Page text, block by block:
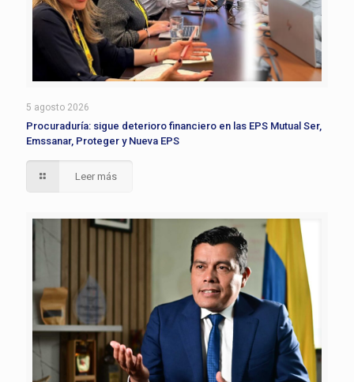
5 agosto 2026
Procuraduría: sigue deterioro financiero en las EPS Mutual Ser,
Emssanar, Proteger y Nueva EPS
Leer más